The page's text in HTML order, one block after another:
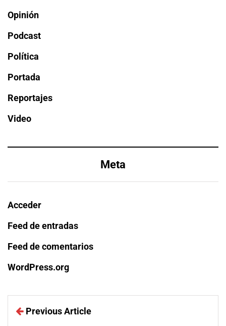
Opinión
Podcast
Política
Portada
Reportajes
Video
Meta
Acceder
Feed de entradas
Feed de comentarios
WordPress.org
Previous Article